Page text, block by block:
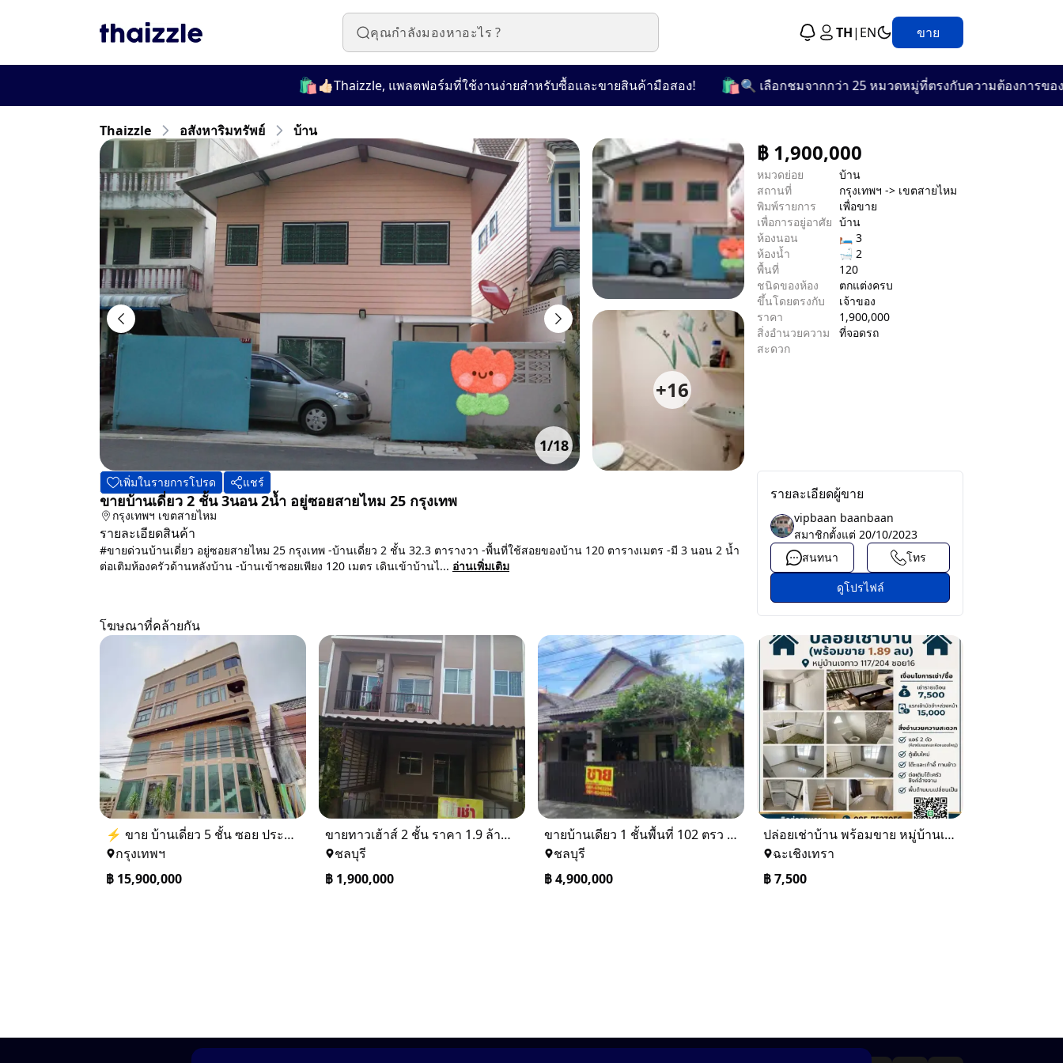
TH| EN ขาย
👍🏻Thaizzle, แพลตฟอร์มที่ใช้งานง่ายสำหรับซื้อและขายสินค้ามือสอง! 🛍️ 🔍 เลือกชมจากกว่า 25 หมวดหมู่ที่ตรงกับความต้องการของคุณ!
Thaizzle อสังหาริมทรัพย์ บ้าน
1/18
+16
฿ 1,900,000
หมวดย่อย
บ้าน
สถานที่
กรุงเทพฯ -> เขตสายไหม
พิมพ์รายการ
เพื่อขาย
เพื่อการอยู่อาศัย บ้าน
ห้องนอน
🛏 3
ห้องน้ำ
🛁 2
พื้นที่
120
ชนิดของห้อง
ตกแต่งครบ
ขึ้นโดยตรงกับ
เจ้าของ
ราคา
1,900,000
สิ่งอำนวยความ
สะดวก
ที่จอดรถ
เพิ่มในรายการโปรด แชร์
ขายบ้านเดี่ยว 2 ชั้น 3นอน 2น้ำ อยู่ซอยสายไหม 25 กรุงเทพ
กรุงเทพฯ เขตสายไหม
รายละเอียดสินค้า
#ขายด่วนบ้านเดี่ยว อยู่ซอยสายไหม 25 กรุงเทพ -บ้านเดี่ยว 2 ชั้น 32.3 ตารางวา -พื้นที่ใช้สอยของบ้าน 120 ตารางเมตร -มี 3 นอน 2 น้ำ
ต่อเติมห้องครัวด้านหลังบ้าน -บ้านเข้าซอยเพียง 120 เมตร เดินเข้าบ้านไ... อ่านเพิ่มเติม
รายละเอียดผู้ขาย
vipbaan baanbaan
สมาชิกตั้งแต่ 20/10/2023
สนทนา
โทร
ดูโปรไฟล์
โฆษณาที่คล้ายกัน
⚡ ขาย บ้านเดี่ยว 5 ชั้น ซอย ประชาชื่น 14 ใกล้ BTS
กรุงเทพฯ
฿ 15,900,000
ขายทาวเฮ้าส์ 2 ชั้น ราคา 1.9 ล้านบาท ที่อยู่ ศรีราชา ชลบุรี
ชลบุรี
฿ 1,900,000
ขายบ้านเดียว 1 ชั้นพื้นที่ 102 ตรว บางละมุง ชลบุรี
ชลบุรี
฿4,900,000
ปล่อยเช่าบ้าน พร้อมขาย หมู่บ้านเจทาว ตำบลแสนภูดาษ
ฉะเชิงเทรา
฿7,500